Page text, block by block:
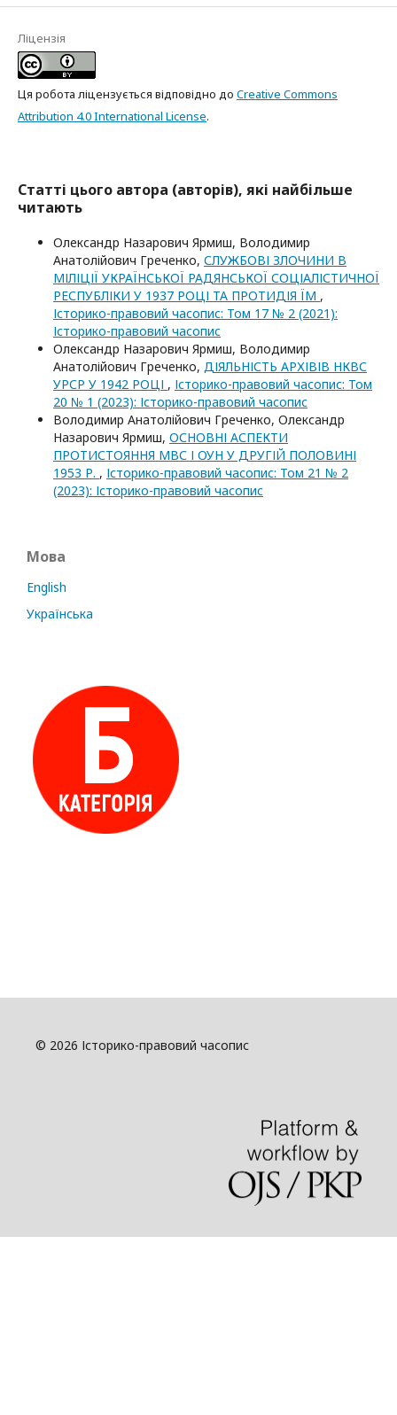
Ліцензія
Ця робота ліцензується відповідно до Creative Commons
Attribution 4.0 International License.
Статті цього автора (авторів), які найбільше
читають
Олександр Назарович Ярмиш, Володимир
Анатолійович Греченко, СЛУЖБОВІ ЗЛОЧИНИ В
МІЛІЦІЇ УКРАЇНСЬКОЇ РАДЯНСЬКОЇ СОЦІАЛІСТИЧНОЇ
РЕСПУБЛІКИ У 1937 РОЦІ ТА ПРОТИДІЯ ЇМ ,
Історико-правовий часопис: Том 17 № 2 (2021):
Історико-правовий часопис
Олександр Назарович Ярмиш, Володимир
Анатолійович Греченко, ДІЯЛЬНІСТЬ АРХІВІВ НКВС
УРСР У 1942 РОЦІ , Історико-правовий часопис: Том
20 № 1 (2023): Історико-правовий часопис
Володимир Анатолійович Греченко, Олександр
Назарович Ярмиш, ОСНОВНІ АСПЕКТИ
ПРОТИСТОЯННЯ МВС І ОУН У ДРУГІЙ ПОЛОВИНІ
1953 Р. , Історико-правовий часопис: Том 21 № 2
(2023): Історико-правовий часопис
Мова
English
Українська
© 2026 Історико-правовий часопис